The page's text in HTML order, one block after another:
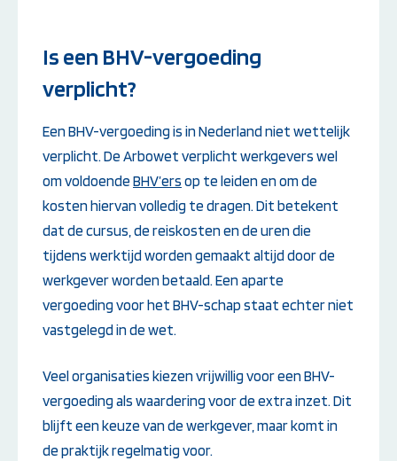
nodig hebt?
Is een BHV-vergoeding
verplicht?
Een BHV-vergoeding is in Nederland niet wettelijk
verplicht. De Arbowet verplicht werkgevers wel
om voldoende BHV’ers op te leiden en om de
kosten hiervan volledig te dragen. Dit betekent
dat de cursus, de reiskosten en de uren die
tijdens werktijd worden gemaakt altijd door de
werkgever worden betaald. Een aparte
vergoeding voor het BHV-schap staat echter niet
vastgelegd in de wet.
Veel organisaties kiezen vrijwillig voor een BHV-
vergoeding als waardering voor de extra inzet. Dit
blijft een keuze van de werkgever, maar komt in
de praktijk regelmatig voor.